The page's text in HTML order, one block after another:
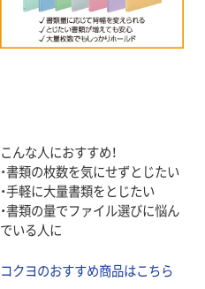
こんな人におすすめ！
・書類の枚数を気にせずとじたい
・手軽に大量書類をとじたい
・書類の量でファイル選びに悩ん
でいる人に
コクヨのおすすめ商品はこちら